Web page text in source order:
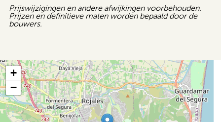
Prijswijzigingen en andere afwijkingen voorbehouden.
Prijzen en definitieve maten worden bepaald door de
bouwers.
+
−